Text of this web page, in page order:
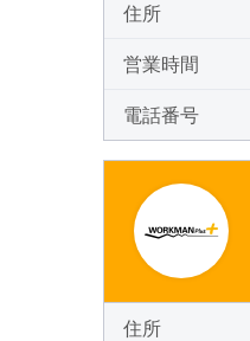
住所
営業時間
電話番号
住所